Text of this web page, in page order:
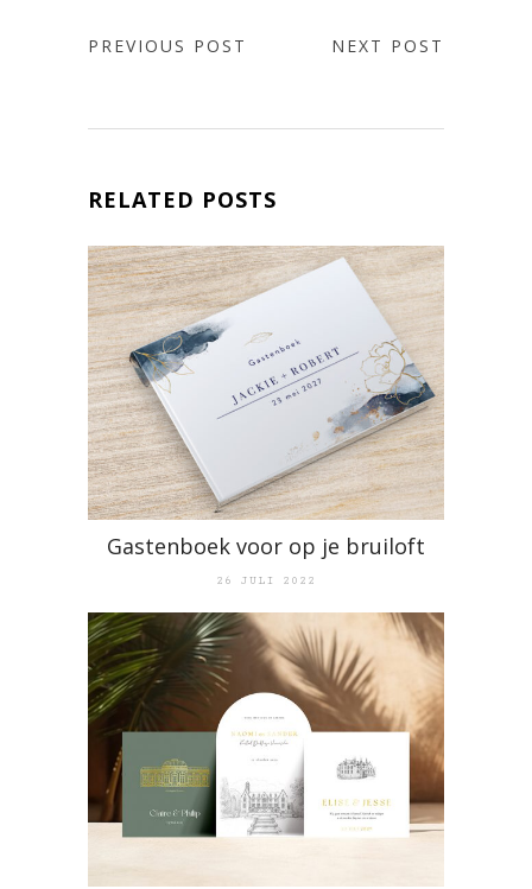
PREVIOUS POST NEXT POST
RELATED POSTS
Gastenboek voor op je bruiloft
26 JULI 2022